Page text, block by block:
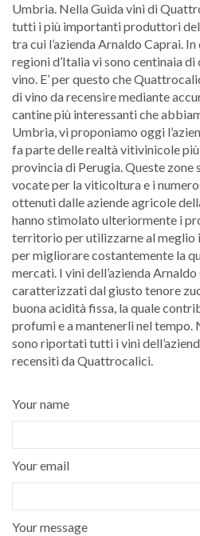
Umbria. Nella Guida vini di
tutti i più importanti produttori
tra cui l’azienda Arnaldo Caprai.
regioni d’Italia vi sono centinaia
vino. E’ per questo che
di vino da recensire mediante
cantine più interessanti che
Umbria, vi proponiamo oggi
fa parte delle realtà vitivinicole
provincia di Perugia. Queste zone
vocate per la viticoltura e i
ottenuti dalle aziende agricole
hanno stimolato ulteriormente i
territorio per utilizzarne al
per migliorare costantemente la
mercati. I vini dell’azienda
caratterizzati dal giusto tenore
buona acidità fissa, la quale
profumi e a mantenerli nel tempo.
sono riportati tutti i vini
recensiti da Quattrocalici.
Your name
Your email
Your message